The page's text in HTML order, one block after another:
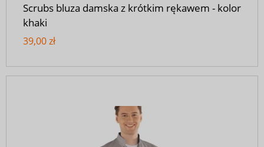
Scrubs bluza damska z krótkim rękawem - kolor
khaki
39,00 zł